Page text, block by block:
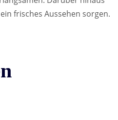
frisches Aussehen sorgen.